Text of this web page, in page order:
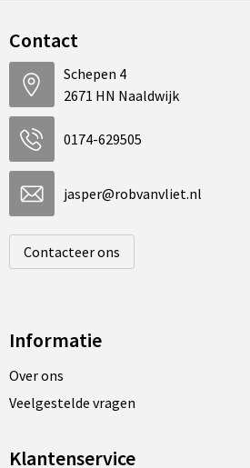
Contact
Schepen 4
2671 HN Naaldwijk
0174-629505
jasper@robvanvliet.nl
Contacteer ons
Informatie
Over ons
Veelgestelde vragen
Klantenservice